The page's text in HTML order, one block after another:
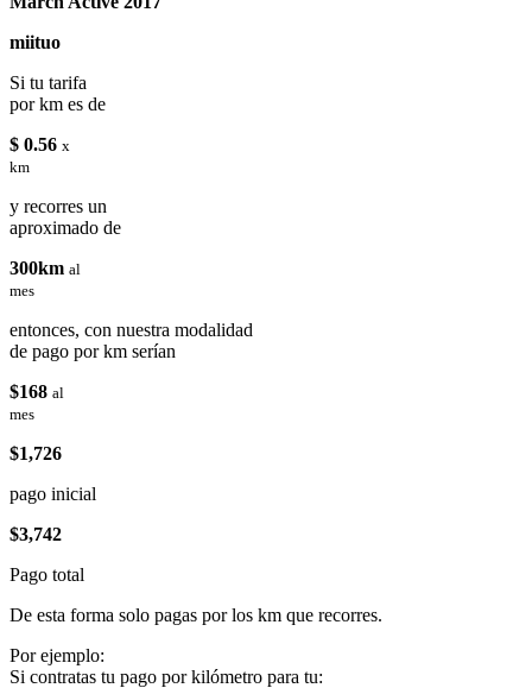
miituo
Si tu tarifa
por km es de
$ 0.56 x
km
y recorres un
aproximado de
300km al
mes
entonces, con nuestra modalidad
de pago por km serían
$168 al
mes
$1,726
pago inicial
$3,742
Pago total
De esta forma solo pagas por los km que recorres.
Por ejemplo:
Si contratas tu pago por kilómetro para tu: